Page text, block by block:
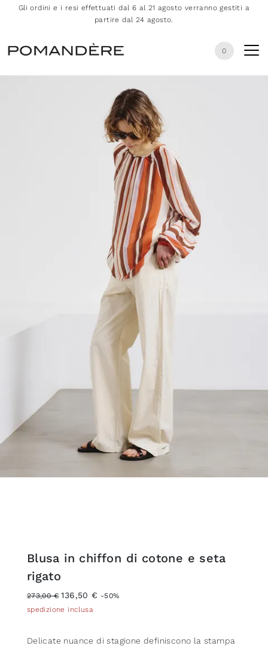
Gli ordini e i resi effettuati dal 6 al 21 agosto verranno gestiti a
partire dal 24 agosto.
0
Blusa in chiffon di cotone e seta
rigato
273,00 € 136,50 € -50%
spedizione inclusa
Delicate nuance di stagione definiscono la stampa